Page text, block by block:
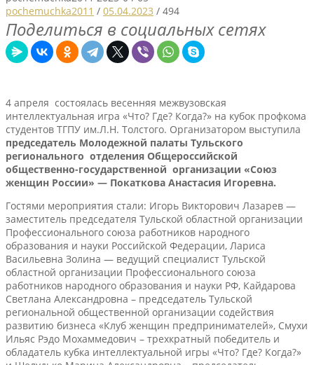
pochemuchka2011 / 05.04.2023 / 494
Поделиться в социальных сетях
4 апреля состоялась весенняя межвузовская
интеллектуальная игра «Что? Где? Когда?» на кубок профкома
студентов ТГПУ им.Л.Н. Толстого. Организатором выступила
председатель Молодежной палаты Тульского
регионального отделения Общероссийской
общественно-государственной организации «Союз
женщин России» — Покаткова Анастасия Игоревна.
Гостями мероприятия стали: Игорь Викторович Лазарев —
заместитель председателя Тульской областной организации
Профессионального союза работников народного
образования и науки Российской Федерации, Лариса
Васильевна Золина — ведущий специалист Тульской
областной организации Профессионального союза
работников народного образования и науки РФ, Кайдарова
Светлана Александровна – председатель Тульской
региональной общественной организации содействия
развитию бизнеса «Клуб женщин предпринимателей», Смухи
Ильяс Рэдо Мохаммедович – трехкратный победитель и
обладатель кубка интеллектуальной игры «Что? Где? Когда?»